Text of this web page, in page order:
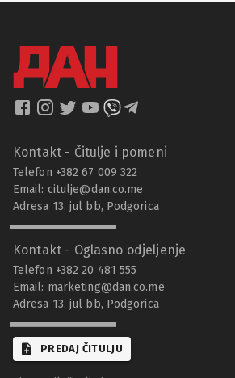
Kontakt - Čitulje i pomeni
Telefon +382 67 009 322
Email: citulje@dan.co.me
Adresa 13. jul bb, Podgorica
Kontakt - Oglasno odjeljenje
Telefon +382 20 481 555
Email: marketing@dan.co.me
Adresa 13. jul bb, Podgorica
PREDAJ ČITULJU